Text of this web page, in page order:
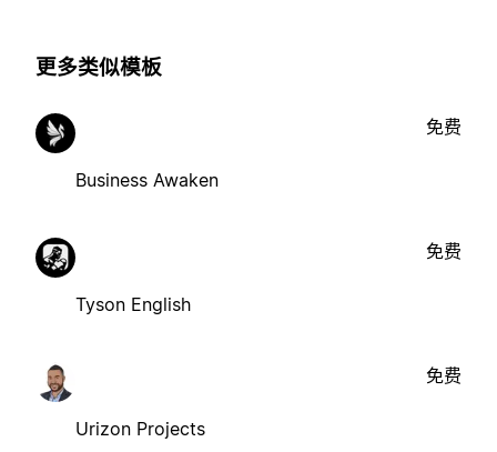
更多类似模板
Business Awaken
免费
Tyson English
免费
Urizon Projects
免费